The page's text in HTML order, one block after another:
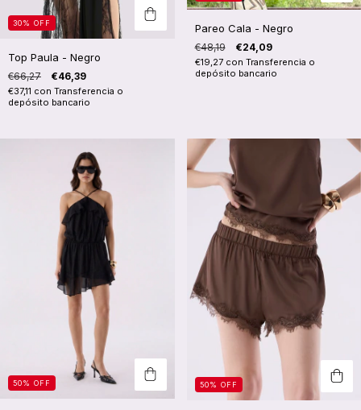
30% OFF
Top Paula - Negro
€66,27 €46,39
€37,11 con Transferencia o
depósito bancario
Pareo Cala - Negro
€48,19 €24,09
€19,27 con Transferencia o
depósito bancario
50% OFF 50% OFF